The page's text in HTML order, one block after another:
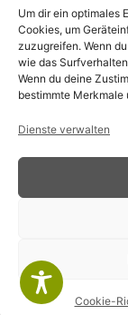
Um dir ein optimales
Cookies, um
zuzugreifen. Wenn
wie das
Wenn du deine
bestimmte
Dienste verwalten
Cookie-